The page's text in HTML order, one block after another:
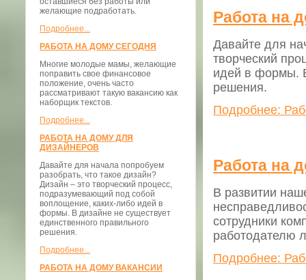
желающие подработать.
Подробнее...
РАБОТА НА ДОМУ СЕГОДНЯ
Многие молодые мамы, желающие
поправить свое финансовое
положение, очень часто
рассматривают такую вакансию как
наборщик текстов.
Подробнее...
РАБОТА НА ДОМУ ДЛЯ
ДИЗАЙНЕРОВ
Давайте для начала попробуем
разобрать, что такое дизайн?
Дизайн – это творческий процесс,
подразумевающий под собой
воплощение, каких-либо идей в
формы. В дизайне не существует
единственного правильного
решения.
Подробнее...
РАБОТА НА ДОМУ ВАКАНСИИ
Работа на
Давайте для
творческий
идей в формы.
решения.
Подробнее:
Работа на
В развитии
сотрудники
работодателю
Подробнее: